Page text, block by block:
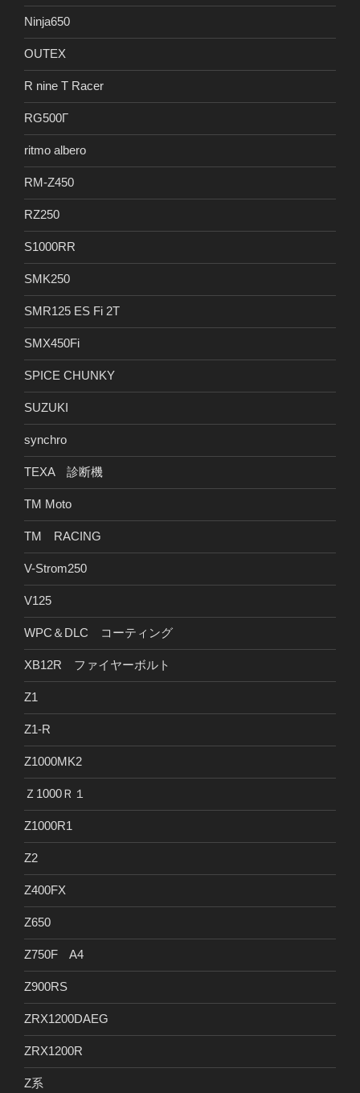
Ninja650
OUTEX
R nine T Racer
RG500Γ
ritmo albero
RM-Z450
RZ250
S1000RR
SMK250
SMR125 ES Fi 2T
SMX450Fi
SPICE CHUNKY
SUZUKI
synchro
TEXA 診断機
TM Moto
TM RACING
V-Strom250
V125
WPC＆DLC コーティング
XB12R ファイヤーボルト
Z1
Z1-R
Z1000MK2
Ｚ1000Ｒ１
Z1000R1
Z2
Z400FX
Z650
Z750F A4
Z900RS
ZRX1200DAEG
ZRX1200R
Z系